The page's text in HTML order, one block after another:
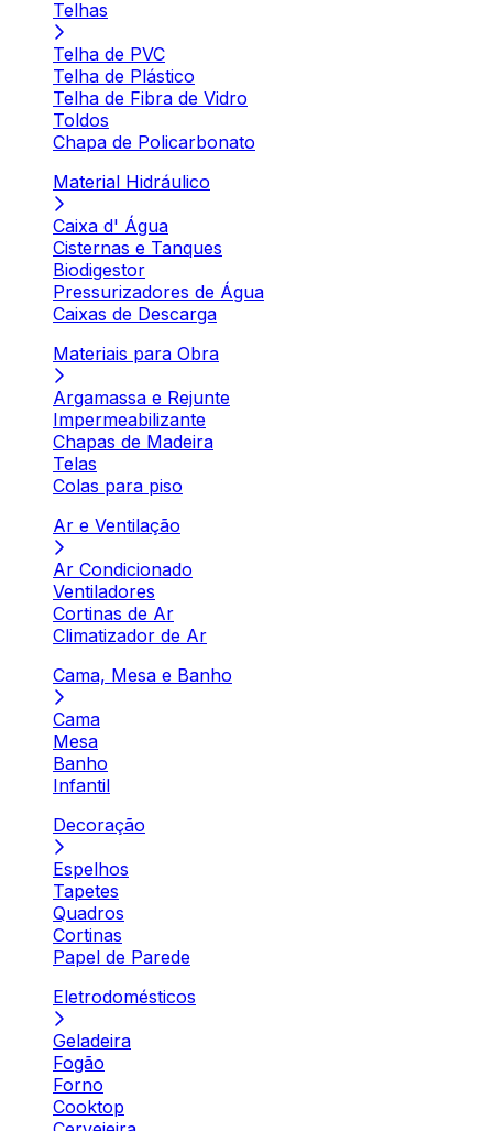
Telhas
Telha de PVC
Telha de Plástico
Telha de Fibra de Vidro
Toldos
Chapa de Policarbonato
Material Hidráulico
Caixa d' Água
Cisternas e Tanques
Biodigestor
Pressurizadores de Água
Caixas de Descarga
Materiais para Obra
Argamassa e Rejunte
Impermeabilizante
Chapas de Madeira
Telas
Colas para piso
Ar e Ventilação
Ar Condicionado
Ventiladores
Cortinas de Ar
Climatizador de Ar
Cama, Mesa e Banho
Cama
Mesa
Banho
Infantil
Decoração
Espelhos
Tapetes
Quadros
Cortinas
Papel de Parede
Eletrodomésticos
Geladeira
Fogão
Forno
Cooktop